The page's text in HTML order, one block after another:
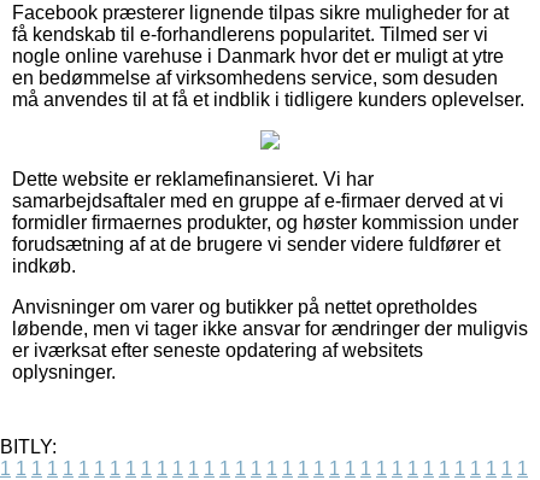
Facebook præsterer lignende tilpas sikre muligheder for at
få kendskab til e-forhandlerens popularitet. Tilmed ser vi
nogle online varehuse i Danmark hvor det er muligt at ytre
en bedømmelse af virksomhedens service, som desuden
må anvendes til at få et indblik i tidligere kunders oplevelser.
Dette website er reklamefinansieret. Vi har
samarbejdsaftaler med en gruppe af e-firmaer derved at vi
formidler firmaernes produkter, og høster kommission under
forudsætning af at de brugere vi sender videre fuldfører et
indkøb.
Anvisninger om varer og butikker på nettet opretholdes
løbende, men vi tager ikke ansvar for ændringer der muligvis
er iværksat efter seneste opdatering af websitets
oplysninger.
BITLY:
1 1 1 1 1 1 1 1 1 1 1 1 1 1 1 1 1 1 1 1 1 1 1 1 1 1 1 1 1 1 1 1 1 1